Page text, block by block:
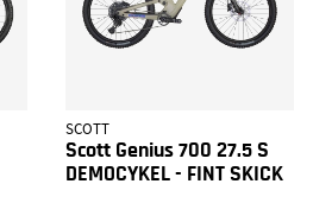
SCOTT
Scott Genius 700 27.5 S
DEMOCYKEL - FINT SKICK